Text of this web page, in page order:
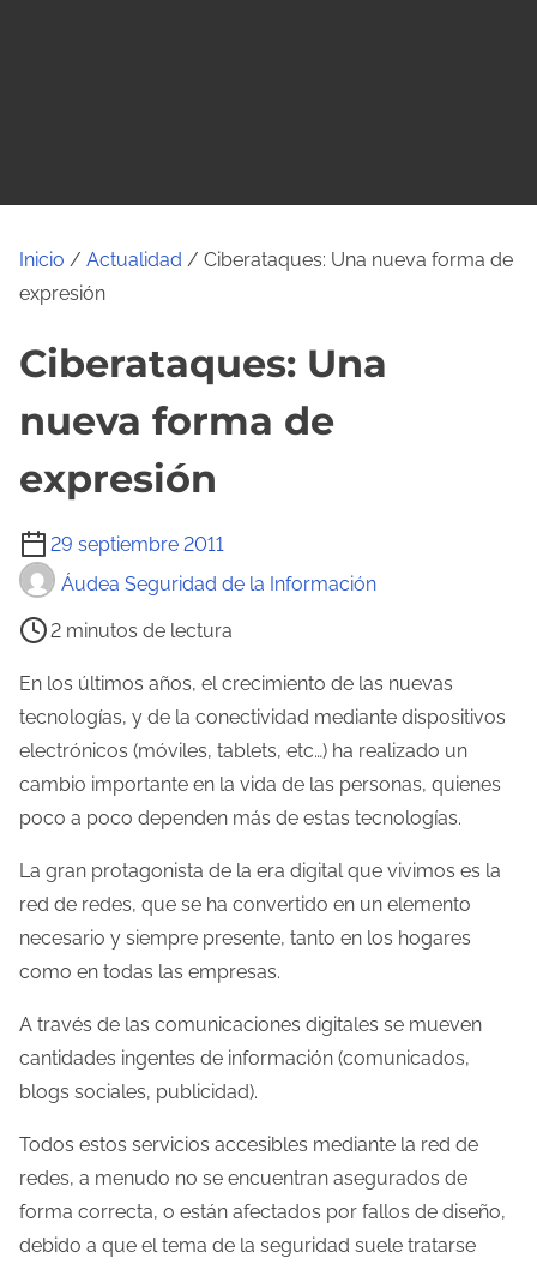
Inicio / Actualidad / Ciberataques: Una nueva forma de
expresión
Ciberataques: Una
nueva forma de
expresión
29 septiembre 2011
Áudea Seguridad de la Información
T
i
m
p
o
c
t
u
r
a
e
n
t
2 minutos de lectura
En los últimos años, el crecimiento de las nuevas
tecnologías, y de la conectividad mediante dispositivos
electrónicos (móviles, tablets, etc…) ha realizado un
cambio importante en la vida de las personas, quienes
poco a poco dependen más de estas tecnologías.
La gran protagonista de la era digital que vivimos es la
red de redes, que se ha convertido en un elemento
necesario y siempre presente, tanto en los hogares
como en todas las empresas.
A través de las comunicaciones digitales se mueven
cantidades ingentes de información (comunicados,
blogs sociales, publicidad).
Todos estos servicios accesibles mediante la red de
redes, a menudo no se encuentran asegurados de
forma correcta, o están afectados por fallos de diseño,
debido a que el tema de la seguridad suele tratarse